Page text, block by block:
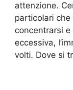
attenzione.
particolari
concentrarsi
eccessiva,
volti. Dove si